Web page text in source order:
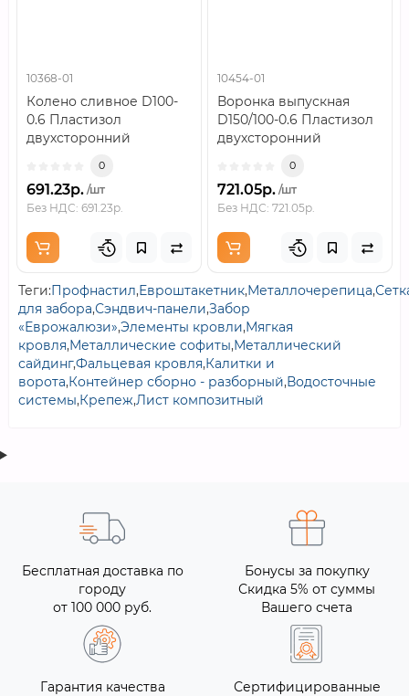
10368-01
Колено сливное D100-
0.6 Пластизол
двухсторонний
0
691.23р. /шт
Без НДС: 691.23р.
10454-01
Воронка выпускная
D150/100-0.6 Пластизол
двухсторонний
0
721.05р. /шт
Без НДС: 721.05р.
Теги:Профнастил,Евроштакетник,Металлочерепица,
для забора,Сэндвич-панели,Забор
«Еврожалюзи»,Элементы кровли,Мягкая
кровля,Металлические софиты,Металлический
сайдинг,Фальцевая кровля,Калитки и
ворота,Контейнер сборно - разборный,Водосточные
системы,Крепеж,Лист композитный
Бесплатная доставка по
городу
от 100 000 руб.
Бонусы за покупку
Скидка 5% от суммы
Вашего счета
Гарантия качества
Сертифицированные